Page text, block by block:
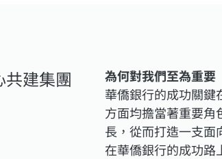
建集團
為何對我們至為重要
華僑銀行的成功關鍵
方面均擔當著重要
長，從而打造一支面
在華僑銀行的成功路